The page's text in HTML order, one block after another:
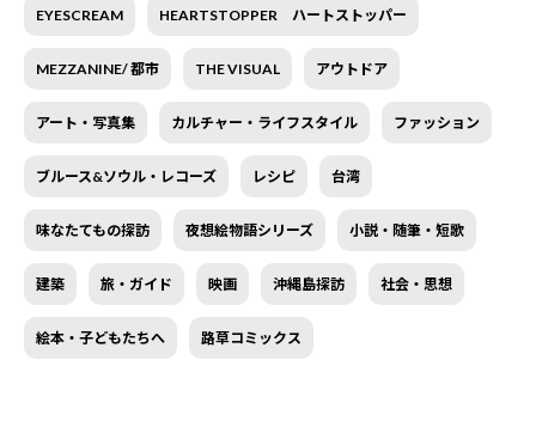
EYESCREAM HEARTSTOPPER ハートストッパー
MEZZANINE/ 都市 THE VISUAL アウトドア
アート・写真集 カルチャー・ライフスタイル ファッション
ブルース&ソウル・レコーズ レシピ 台湾
味なたてもの探訪 夜想絵物語シリーズ 小説・随筆・短歌
建築 旅・ガイド 映画 沖縄島探訪 社会・思想
絵本・子どもたちへ 路草コミックス